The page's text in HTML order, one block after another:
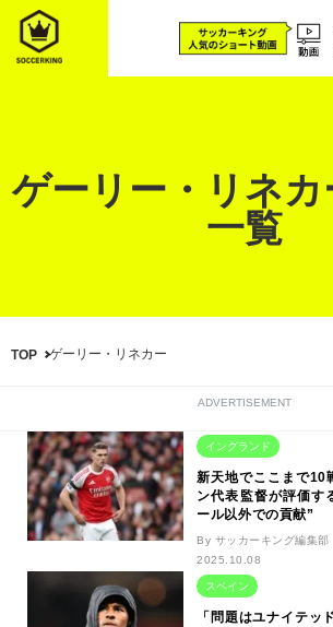
ゲーリー・リネ
一覧
TOP ゲーリー・リネカー
ADVERTISEMENT
イングランド
新天地でここまで
ン代表監督が評価す
ール以外での貢献”
By サッカーキング編集部
2025.10.08
スペイン
「問題はユナイテ